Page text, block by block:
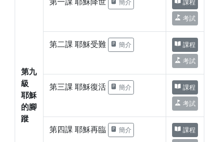
第九
級
耶穌
的腳
蹤
簡介 課程
考試
第二課 耶穌受難 簡介 課程
考試
第三課 耶穌復活 簡介 課程
考試
第四課 耶穌再臨 簡介 課程